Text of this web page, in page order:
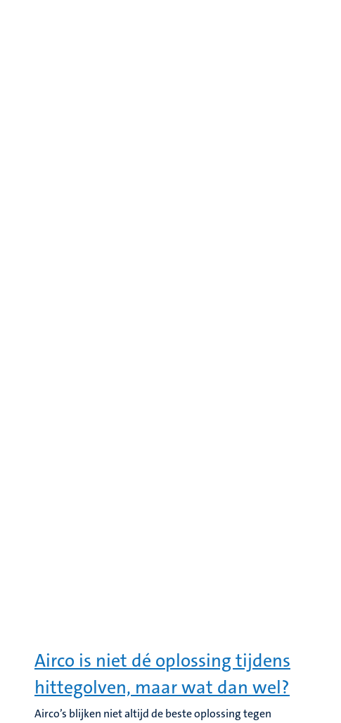
Airco is niet dé oplossing tijdens
hittegolven, maar wat dan wel?
Airco’s blijken niet altijd de beste oplossing tegen